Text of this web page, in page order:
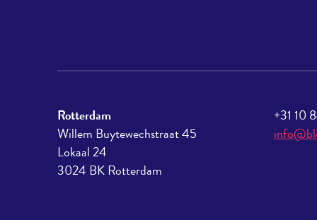
Rotterdam
Willem Buytewechstraat 45
Lokaal 24
3024 BK Rotterdam
+31 10